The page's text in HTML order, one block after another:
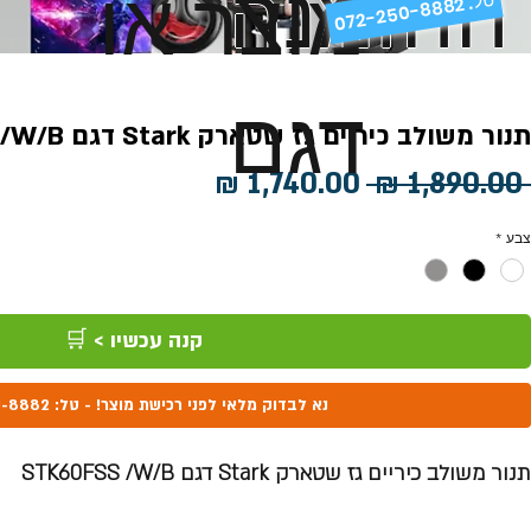
מוצר או
דגם
תנור משולב כיריים גז שטארק Stark דגם STK60FSS /W/B
‏1,890.00 ‏₪
מחיר
צבע *
קנה עכשיו > 🛒
נא לבדוק מלאי לפני רכישת מוצר! - טל: 072-250-8882
תנור משולב כיריים גז שטארק Stark דגם STK60FSS /W/B
072-250-8882 .